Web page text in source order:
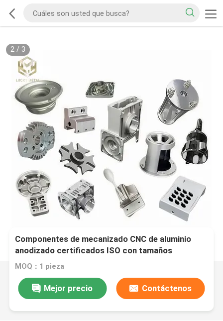
2/ 3
Componentes de mecanizado CNC de aluminio
anodizado certificados ISO con tamaños
personalizados para aplicaciones de precisión
MOQ：1 pieza
Mejor precio Contáctenos